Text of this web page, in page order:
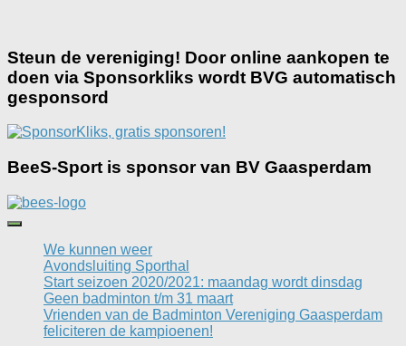
Steun de vereniging! Door online aankopen te
doen via Sponsorkliks wordt BVG automatisch
gesponsord
BeeS-Sport is sponsor van BV Gaasperdam
We kunnen weer
Avondsluiting Sporthal
Start seizoen 2020/2021: maandag wordt dinsdag
Geen badminton t/m 31 maart
Vrienden van de Badminton Vereniging Gaasperdam
feliciteren de kampioenen!